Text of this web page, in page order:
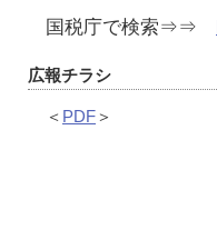
国税庁で検索⇒⇒
広報チラシ
＜ PDF＞